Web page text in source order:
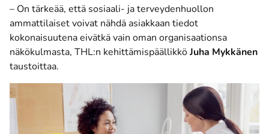
– On tärkeää, että sosiaali- ja terveydenhuollon
ammattilaiset voivat nähdä asiakkaan tiedot
kokonaisuutena eivätkä vain oman organisaationsa
näkökulmasta, THL:n kehittämispäällikköJuha Mykkänen
taustoittaa.